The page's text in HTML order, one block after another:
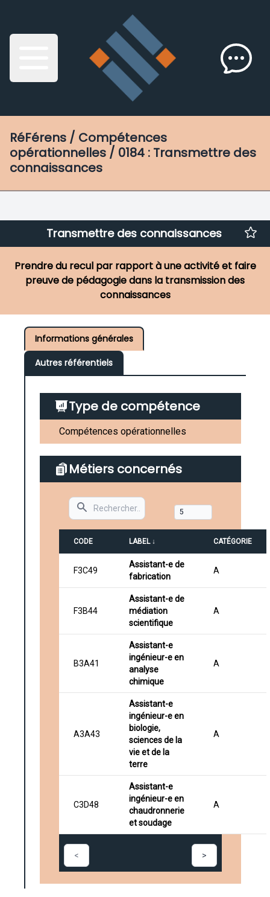
RéFérens / Compétences
opérationnelles / 0184 : Transmettre des
connaissances
Transmettre des connaissances
Prendre du recul par rapport à une activité et faire
preuve de pédagogie dans la transmission des
connaissances
Informations générales
Autres référentiels
Type de compétence
Compétences opérationnelles
Métiers concernés
Search
CODE LABEL ↓ CATÉGORIE
F3C49
Assistant-e de
fabrication
A
F3B44
Assistant-e de
médiation
scientifique
A
B3A41
Assistant-e
ingénieur-e en
analyse
chimique
A
A3A43
Assistant-e
ingénieur-e en
biologie,
sciences de la
vie et de la
terre
A
C3D48
Assistant-e
ingénieur-e en
chaudronnerie
et soudage
A
< >